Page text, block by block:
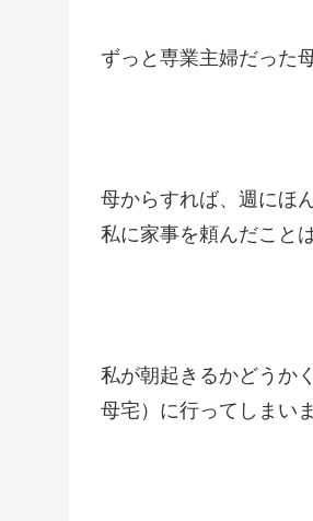
ずっと専業主婦だった
母からすれば、週にほ
私に家事を頼んだこと
私が朝起きるかどうか
母宅）に行ってしまい